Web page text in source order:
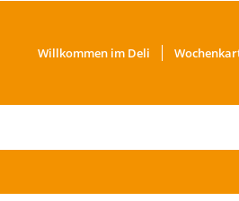
Willkommen im Deli